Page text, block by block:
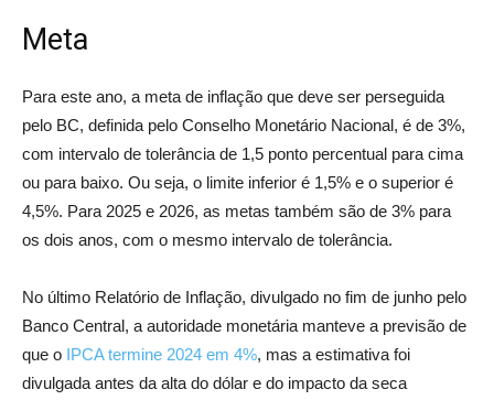
Meta
Para este ano, a meta de inflação que deve ser perseguida
pelo BC, definida pelo Conselho Monetário Nacional, é de 3%,
com intervalo de tolerância de 1,5 ponto percentual para cima
ou para baixo. Ou seja, o limite inferior é 1,5% e o superior é
4,5%. Para 2025 e 2026, as metas também são de 3% para
os dois anos, com o mesmo intervalo de tolerância.
No último Relatório de Inflação, divulgado no fim de junho pelo
Banco Central, a autoridade monetária manteve a previsão de
que o IPCA termine 2024 em 4%, mas a estimativa foi
divulgada antes da alta do dólar e do impacto da seca